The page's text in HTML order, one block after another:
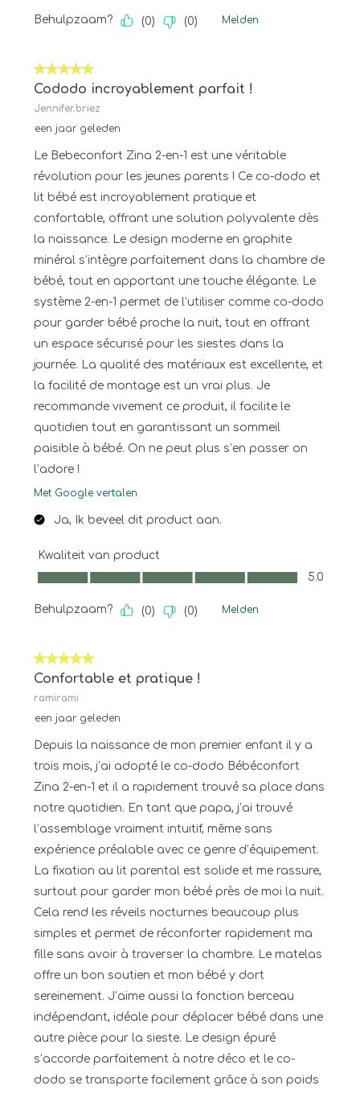
Behulpzaam? (0) (0) Melden
5 van 5 sterren.
Cododo incroyablement parfait !
Jennifer.briez
een jaar geleden
Le Bebeconfort Zina 2-en-1 est une véritable
révolution pour les jeunes parents ! Ce co-dodo et
lit bébé est incroyablement pratique et
confortable, offrant une solution polyvalente dès
la naissance. Le design moderne en graphite
minéral s’intègre parfaitement dans la chambre de
bébé, tout en apportant une touche élégante. Le
système 2-en-1 permet de l’utiliser comme co-dodo
pour garder bébé proche la nuit, tout en offrant
un espace sécurisé pour les siestes dans la
journée. La qualité des matériaux est excellente, et
la facilité de montage est un vrai plus. Je
recommande vivement ce produit, il facilite le
quotidien tout en garantissant un sommeil
paisible à bébé. On ne peut plus s’en passer on
l’adore !
Met Google vertalen
Ja, Ik beveel dit product aan.
Kwaliteit van product
Kwaliteit van product, 5.0 van 5
5.0
Behulpzaam? (0) (0) Melden
5 van 5 sterren.
Confortable et pratique !
ramirami
een jaar geleden
Depuis la naissance de mon premier enfant il y a
trois mois, j’ai adopté le co-dodo Bébéconfort
Zina 2-en-1 et il a rapidement trouvé sa place dans
notre quotidien. En tant que papa, j’ai trouvé
l’assemblage vraiment intuitif, même sans
expérience préalable avec ce genre d’équipement.
La fixation au lit parental est solide et me rassure,
surtout pour garder mon bébé près de moi la nuit.
Cela rend les réveils nocturnes beaucoup plus
simples et permet de réconforter rapidement ma
fille sans avoir à traverser la chambre. Le matelas
offre un bon soutien et mon bébé y dort
sereinement. J’aime aussi la fonction berceau
indépendant, idéale pour déplacer bébé dans une
autre pièce pour la sieste. Le design épuré
s’accorde parfaitement à notre déco et le co-
dodo se transporte facilement grâce à son poids